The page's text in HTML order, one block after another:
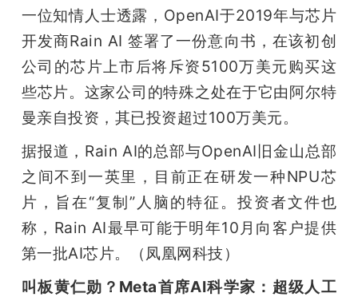
一位知情人士透露，OpenAI于2019年与芯片
开发商Rain AI 签署了一份意向书，在该初创
公司的芯片上市后将斥资5100万美元购买这
些芯片。这家公司的特殊之处在于它由阿尔特
曼亲自投资，其已投资超过100万美元。
据报道，Rain AI的总部与OpenAI旧金山总部
之间不到一英里，目前正在研发一种NPU芯
片，旨在“复制”人脑的特征。投资者文件也
称，Rain AI最早可能于明年10月向客户提供
第一批AI芯片。（凤凰网科技）
叫板黄仁勋？Meta首席AI科学家：超级人工